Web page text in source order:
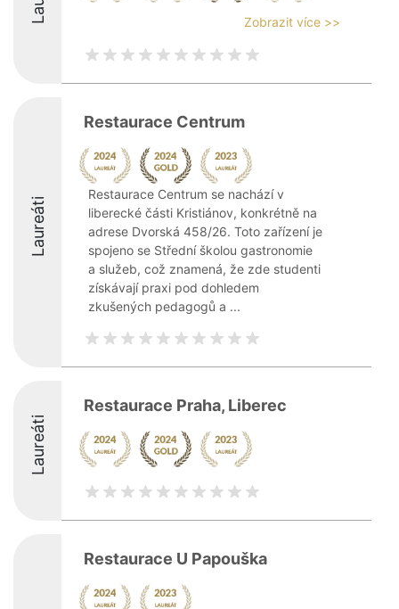
Zobrazit více >>
Laureáti
Restaurace Centrum
Restaurace Centrum se nachází v
liberecké části Kristiánov, konkrétně na
adrese Dvorská 458/26. Toto zařízení je
spojeno se Střední školou gastronomie
a služeb, což znamená, že zde studenti
získávají praxi pod dohledem
zkušených pedagogů a ...
Laureáti
Restaurace Praha, Liberec
Restaurace U Papouška